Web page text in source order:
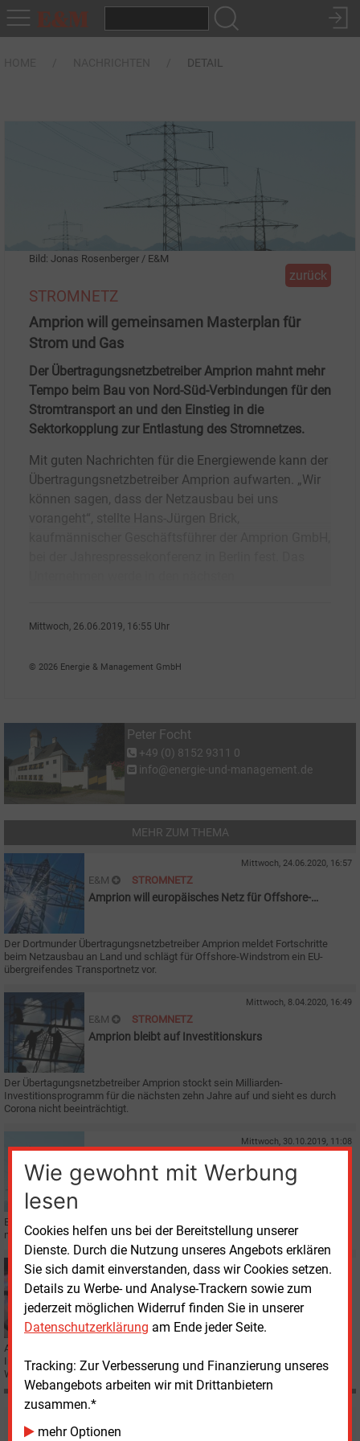
DETAIL
Wie gewohnt mit Werbung
lesen
Cookies helfen uns bei der Bereitstellung unserer
Dienste. Durch die Nutzung unseres Angebots erklären
Sie sich damit einverstanden, dass wir Cookies setzen.
Details zu Werbe- und Analyse-Trackern sowie zum
jederzeit möglichen Widerruf finden Sie in unserer
Datenschutzerklärung am Ende jeder Seite.
Tracking: Zur Verbesserung und Finanzierung unseres
Webangebots arbeiten wir mit Drittanbietern
zusammen.*
mehr Optionen
Bild: Jonas Rosenberger / E&M
zurück
STROMNETZ
Amprion will gemeinsamen Masterplan für
Strom und Gas
Der Übertragungsnetzbetreiber Amprion mahnt mehr
Tempo beim Bau von Nord-Süd-Verbindungen für den
Stromtransport an und den Einstieg in die
Sektorkopplung zur Entlastung des Stromnetzes.
Mit guten Nachrichten für die Energiewende kann der
Übertragungsnetzbetreiber Amprion aufwarten. „Wir
können sagen, dass der Netzausbau bei uns
vorangeht“, stellte Hans-Jürgen Brick,
Mittwoch, 26.06.2019, 16:55 Uhr
© 2026 Energie & Management GmbH
Peter Focht
+49 (0) 8152 9311 0
info@energie-und-management.de
MEHR ZUM THEMA
Mittwoch, 24.06.2020, 16:57
E&M STROMNETZ
Amprion will europäisches Netz für Offshore-
Der Dortmunder Übertragungsnetzbetreiber Amprion meldet Fortschritte
beim Netzausbau an Land und schlägt für Offshore-Windstrom ein EU-
übergreifendes Transportnetz vor.
Mittwoch, 8.04.2020, 16:49
E&M STROMNETZ
Amprion bleibt auf Investitionskurs
Der Übertagungsnetzbetreiber Amprion stockt sein Milliarden-
Investitionsprogramm für die nächsten zehn Jahre auf und sieht es durch
Corona nicht beeinträchtigt.
Mittwoch, 30.10.2019, 11:08
Bayernwerk veröffentlicht Netzausbauplan bis 2029
Einen Überblick über die Ausbauvorhaben des Bayernwerks bis 2029 gibt der
nun einsehbare Netzausbauplan des Unternehmens.
Donnerstag, 5.09.2019, 15:56
E&M GAS
Mehr Tempo für die Sektorkopplung
Auf einer Branchenveranstaltung fordert Open Grid Europe mehr Einsatz und
Initiativen der Politik für den Ausbau der Sektorenkopplung und der
Wasserstoffnutzung.
Möchten Sie diese und